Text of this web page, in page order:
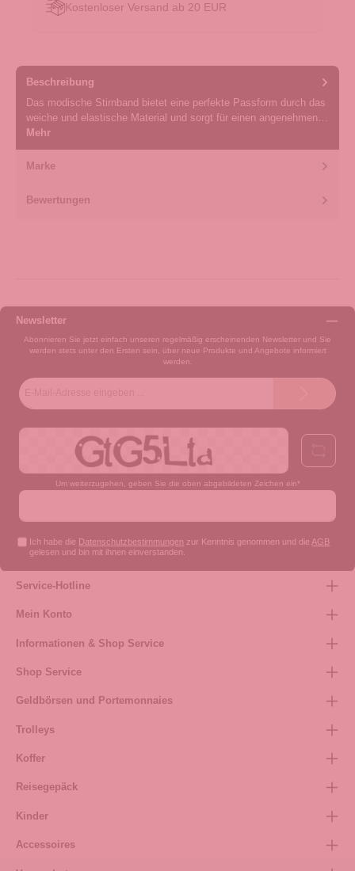
Kostenloser Versand ab 20 EUR
Beschreibung
Das modische Stirnband bietet eine perfekte Passform durch das
weiche und elastische Material und sorgt für einen angenehmen…
Mehr
Marke
Bewertungen
Newsletter
Abonnieren Sie jetzt einfach unseren regelmäßig erscheinenden Newsletter und Sie
werden stets unter den Ersten sein, über neue Produkte und Angebote informiert
werden.
Um weiterzugehen, geben Sie die oben abgebildeten Zeichen ein*
Ich habe die Datenschutzbestimmungen zur Kenntnis genommen und die AGB
gelesen und bin mit ihnen einverstanden.
Service-Hotline
Mein Konto
Informationen & Shop Service
Shop Service
Geldbörsen und Portemonnaies
Trolleys
Koffer
Reisegepäck
Kinder
Accessoires